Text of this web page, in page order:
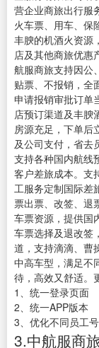
营企业商旅出行服
火车票、用车、保
丰腴的机酒火资源
店及其他商旅优惠
航服商旅支持因公
贴票、不报销，全
申请报销审批订单
店预订渠道及丰腴
房源充足，下单后
及公司支付，省去
支持各种国内航线
客户差旅成本。支
工服务定制国际差
票出票、改签、退
车票资源，提供国
车票选择及退改签
道，支持滴滴、曹
中高车型，满足不
待，高效又舒适。
1、统一登录页面
2、统一APP版本
3、优化不同员工
3.中航服商